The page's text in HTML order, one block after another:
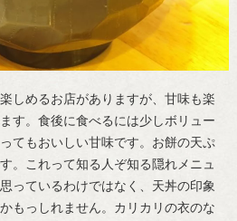
しめるお店がありますが、甘味も楽
す。食後に食べるには少しボリュー
てもおいしい甘味です。お餅の天ぷ
。これって知る人ぞ知る隠れメニュ
っているわけではなく、天丼の印象
もっしれません。カリカリの衣のな